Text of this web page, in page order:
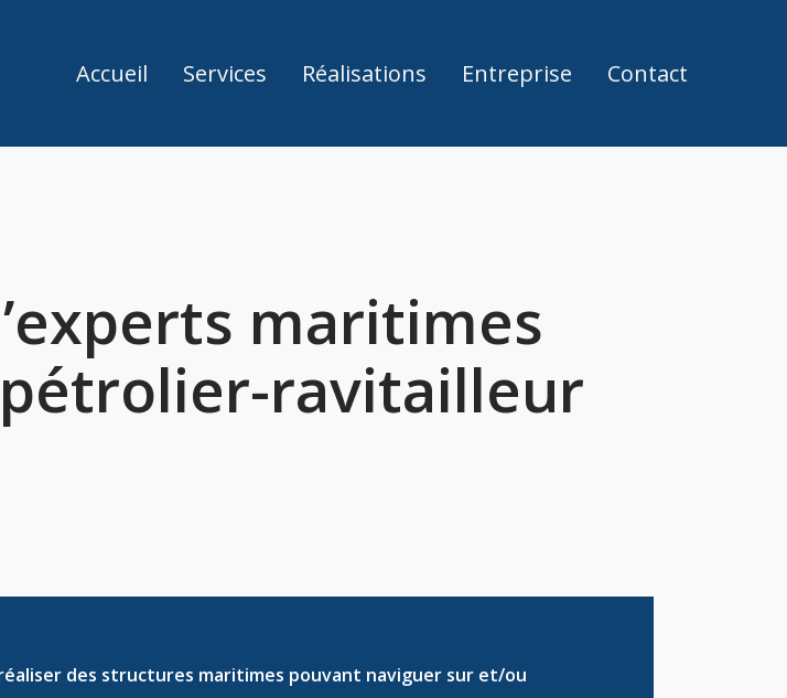
Accueil Services Réalisations Entreprise Contact
maritimes
ravitailleur
des structures maritimes pouvant naviguer sur et/ou